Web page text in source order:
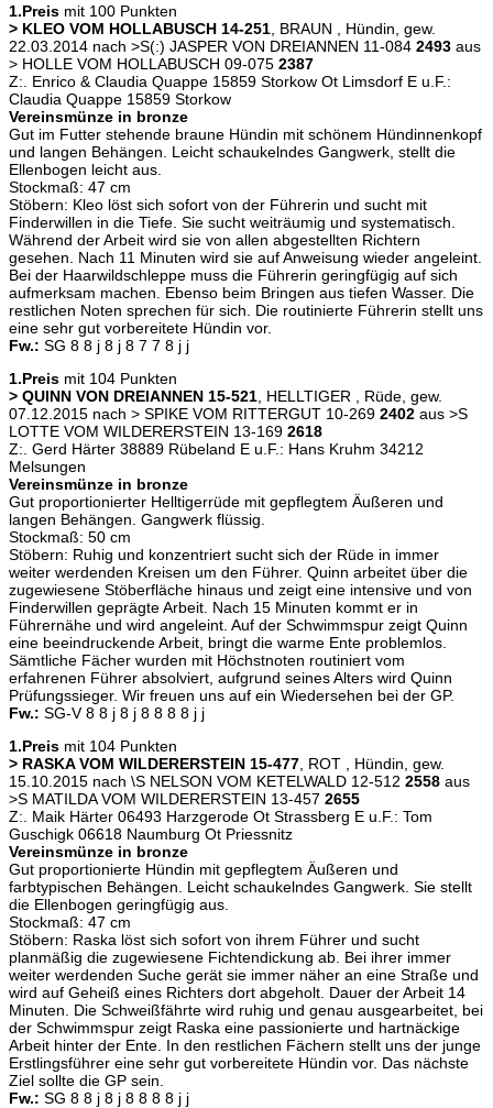
1.Preis mit 100 Punkten
> KLEO VOM HOLLABUSCH 14-251 , BRAUN , Hündin, gew.
22.03.2014 nach >S(:) JASPER VON DREIANNEN 11-084 2493 aus
> HOLLE VOM HOLLABUSCH 09-075 2387
Z:. Enrico & Claudia Quappe 15859 Storkow Ot Limsdorf E u.F.:
Claudia Quappe 15859 Storkow
Vereinsmünze in bronze
Gut im Futter stehende braune Hündin mit schönem Hündinnenkopf
und langen Behängen. Leicht schaukelndes Gangwerk, stellt die
Ellenbogen leicht aus.
Stockmaß: 47 cm
Stöbern: Kleo löst sich sofort von der Führerin und sucht mit
Finderwillen in die Tiefe. Sie sucht weiträumig und systematisch.
Während der Arbeit wird sie von allen abgestellten Richtern
gesehen. Nach 11 Minuten wird sie auf Anweisung wieder angeleint.
Bei der Haarwildschleppe muss die Führerin geringfügig auf sich
aufmerksam machen. Ebenso beim Bringen aus tiefen Wasser. Die
restlichen Noten sprechen für sich. Die routinierte Führerin stellt uns
eine sehr gut vorbereitete Hündin vor.
Fw.: SG 8 8 j 8 j 8 7 7 8 j j
1.Preis mit 104 Punkten
> QUINN VON DREIANNEN 15-521 , HELLTIGER , Rüde, gew.
07.12.2015 nach > SPIKE VOM RITTERGUT 10-269 2402 aus >S
LOTTE VOM WILDERERSTEIN 13-169 2618
Z:. Gerd Härter 38889 Rübeland E u.F.: Hans Kruhm 34212
Melsungen
Vereinsmünze in bronze
Gut proportionierter Helltigerrüde mit gepflegtem Äußeren und
langen Behängen. Gangwerk flüssig.
Stockmaß: 50 cm
Stöbern: Ruhig und konzentriert sucht sich der Rüde in immer
weiter werdenden Kreisen um den Führer. Quinn arbeitet über die
zugewiesene Stöberfläche hinaus und zeigt eine intensive und von
Finderwillen geprägte Arbeit. Nach 15 Minuten kommt er in
Führernähe und wird angeleint. Auf der Schwimmspur zeigt Quinn
eine beeindruckende Arbeit, bringt die warme Ente problemlos.
Sämtliche Fächer wurden mit Höchstnoten routiniert vom
erfahrenen Führer absolviert, aufgrund seines Alters wird Quinn
Prüfungssieger. Wir freuen uns auf ein Wiedersehen bei der GP.
Fw.: SG-V 8 8 j 8 j 8 8 8 8 j j
1.Preis mit 104 Punkten
> RASKA VOM WILDERERSTEIN 15-477 , ROT , Hündin, gew.
15.10.2015 nach \S NELSON VOM KETELWALD 12-512 2558 aus
>S MATILDA VOM WILDERERSTEIN 13-457 2655
Z:. Maik Härter 06493 Harzgerode Ot Strassberg E u.F.: Tom
Guschigk 06618 Naumburg Ot Priessnitz
Vereinsmünze in bronze
Gut proportionierte Hündin mit gepflegtem Äußeren und
farbtypischen Behängen. Leicht schaukelndes Gangwerk. Sie stellt
die Ellenbogen geringfügig aus.
Stockmaß: 47 cm
Stöbern: Raska löst sich sofort von ihrem Führer und sucht
planmäßig die zugewiesene Fichtendickung ab. Bei ihrer immer
weiter werdenden Suche gerät sie immer näher an eine Straße und
wird auf Geheiß eines Richters dort abgeholt. Dauer der Arbeit 14
Minuten. Die Schweißfährte wird ruhig und genau ausgearbeitet, bei
der Schwimmspur zeigt Raska eine passionierte und hartnäckige
Arbeit hinter der Ente. In den restlichen Fächern stellt uns der junge
Erstlingsführer eine sehr gut vorbereitete Hündin vor. Das nächste
Ziel sollte die GP sein.
Fw.: SG 8 8 j 8 j 8 8 8 8 j j